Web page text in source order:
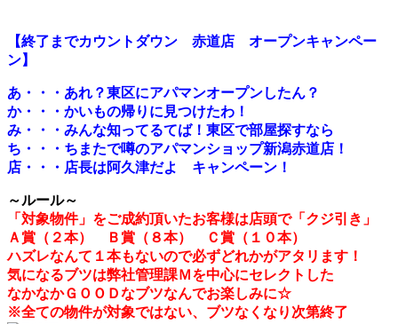
【終了までカウントダウン 赤道店 オープンキャンペー
ン】
あ・・・あれ？東区にアパマンオープンしたん？
か・・・かいもの帰りに見つけたわ！
み・・・みんな知ってるてば！東区で部屋探すなら
ち・・・ちまたで噂のアパマンショップ新潟赤道店！
店・・・店長は阿久津だよ キャンペーン！
～ルール～
「対象物件」をご成約頂いたお客様は店頭で「クジ引き」
Ａ賞（２本） Ｂ賞（８本） Ｃ賞（１０本）
ハズレなんて１本もないので必ずどれかがアタリます！
気になるブツは弊社管理課Ｍを中心にセレクトした
なかなかＧＯＯＤなブツなんでお楽しみに☆
※全ての物件が対象ではない、ブツなくなり次第終了